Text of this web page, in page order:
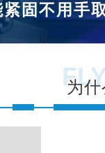
固不用手
为什